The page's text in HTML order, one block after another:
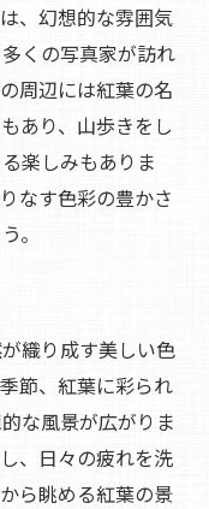
、幻想的な雰囲気
くの写真家が訪れ
周辺には紅葉の名
あり、山歩きをし
楽しみもありま
なす色彩の豊かさ
。
織り成す美しい色
節、紅葉に彩られ
な風景が広がりま
、日々の疲れを洗
ら眺める紅葉の景